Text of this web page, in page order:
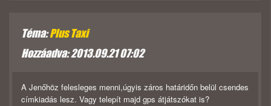
Téma:Plus Taxi
Hozzáadva: 2013.09.21 07:02
A Jenőhöz felesleges menni,úgyis záros határidőn belül csendes
címkiadás lesz. Vagy telepít majd gps átjátszókat is?